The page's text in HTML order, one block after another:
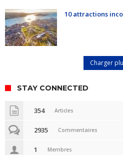
10 attractions
Charger
STAY CONNECTED
354 Articles
2935 Commentaires
1 Membres